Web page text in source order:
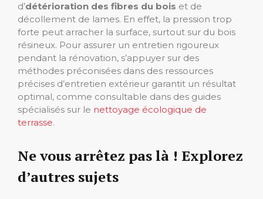
d’détérioration des fibres du bois et de
décollement de lames. En effet, la pression trop
forte peut arracher la surface, surtout sur du bois
résineux. Pour assurer un entretien rigoureux
pendant la rénovation, s’appuyer sur des
méthodes préconisées dans des ressources
précises d’entretien extérieur garantit un résultat
optimal, comme consultable dans des guides
spécialisés sur le nettoyage écologique de
terrasse.
Ne vous arrêtez pas là ! Explorez
d’autres sujets